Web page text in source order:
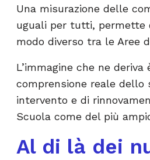
Una misurazione delle
uguali per tutti, permette
modo diverso tra le Aree
L’immagine che ne
comprensione reale
intervento e di
Scuola come del più
Al di là dei